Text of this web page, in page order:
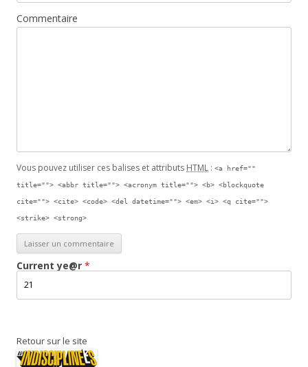
Commentaire
Vous pouvez utiliser ces balises et attributs HTML : <a href=""
title=""> <abbr title=""> <acronym title=""> <b> <blockquote
cite=""> <cite> <code> <del datetime=""> <em> <i> <q cite="">
<strike> <strong>
Currentye@r *
Retour sur le site